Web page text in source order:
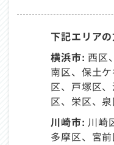
下記エリア
横浜市: 西区
南区、保土
区、戸塚区
区、栄区、
川崎市: 川崎
多摩区、宮